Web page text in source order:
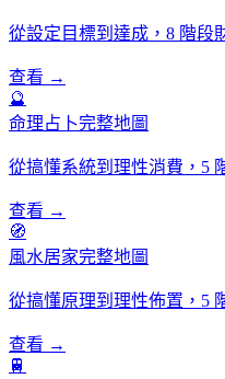
從設定目標到達成，8 階段
查看 →
🔮
命理占卜完整地圖
從搞懂系統到理性消費，5
查看 →
🧭
風水居家完整地圖
從搞懂原理到理性佈置，5
查看 →
🚆